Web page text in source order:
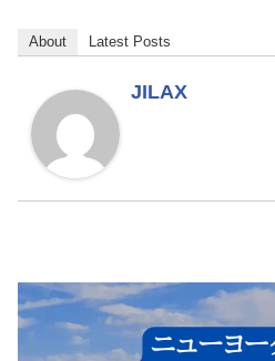
About Latest Posts
JILAX